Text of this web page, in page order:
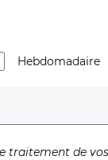
Hebdomadaire
obligatoire)
traitement de